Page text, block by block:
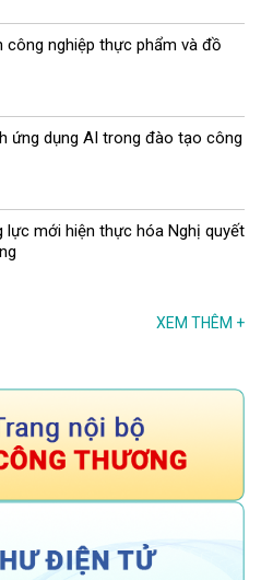
công nghiệp thực phẩm và đồ
ứng dụng AI trong đào tạo công
lực mới hiện thực hóa Nghị quyết
XEM THÊM +